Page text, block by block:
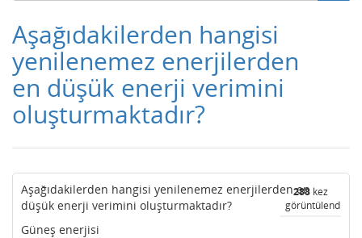
Aşağıdakilerden hangisi
yenilenemez enerjilerden
en düşük enerji verimini
oluşturmaktadır?
288 kez
görüntülendi
Aşağıdakilerden hangisi yenilenemez enerjilerden en
düşük enerji verimini oluşturmaktadır?
Güneş enerjisi